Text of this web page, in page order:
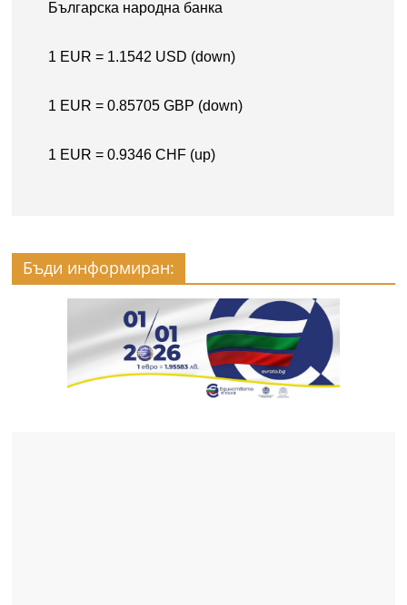
Бъди информиран: